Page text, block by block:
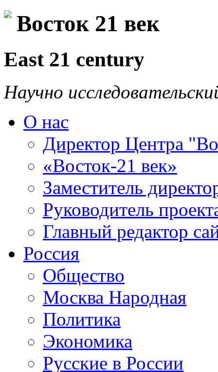
Восток 21 век
East 21 century
Научно
О нас
Директор Центра
«Восток-21 век»
Заместитель
Руководитель
Главный редактор
Россия
Общество
Москва Народная
Политика
Экономика
Русские в России